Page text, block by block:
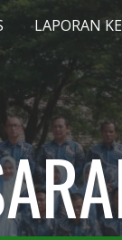
Skip
LAPORAN